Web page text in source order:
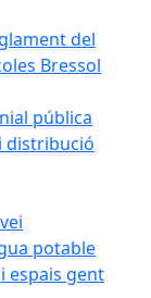
del
Bressol
pública
distribució
potable
espais gent